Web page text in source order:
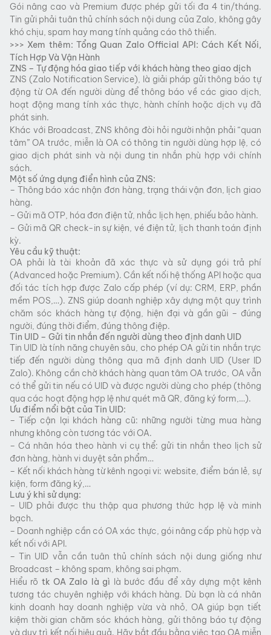
Gói nâng cao và Premium được phép gửi tối đa 4 tin/tháng.
Tin gửi phải tuân thủ chính sách nội dung của Zalo, không gây
khó chịu, spam hay mang tính quảng cáo thô thiển.
>>> Xem thêm: Tổng Quan Zalo Official API: Cách Kết Nối,
Tích Hợp Và Vận Hành
ZNS – Tự động hóa giao tiếp với khách hàng theo giao dịch
ZNS (Zalo Notification Service), là giải pháp gửi thông báo tự
động từ OA đến người dùng để thông báo về các giao dịch,
hoạt động mang tính xác thực, hành chính hoặc dịch vụ đã
phát sinh.
Khác với Broadcast, ZNS không đòi hỏi người nhận phải “quan
tâm” OA trước, miễn là OA có thông tin người dùng hợp lệ, có
giao dịch phát sinh và nội dung tin nhắn phù hợp với chính
sách.
Một số ứng dụng điển hình của ZNS:
– Thông báo xác nhận đơn hàng, trạng thái vận đơn, lịch giao
hàng.
– Gửi mã OTP, hóa đơn điện tử, nhắc lịch hẹn, phiếu bảo hành.
– Gửi mã QR check-in sự kiện, vé điện tử, lịch thanh toán định
kỳ.
Yêu cầu kỹ thuật:
OA phải là tài khoản đã xác thực và sử dụng gói trả phí
(Advanced hoặc Premium). Cần kết nối hệ thống API hoặc qua
đối tác tích hợp được Zalo cấp phép (ví dụ: CRM, ERP, phần
mềm POS,…). ZNS giúp doanh nghiệp xây dựng một quy trình
chăm sóc khách hàng tự động, hiện đại và gần gũi – đúng
người, đúng thời điểm, đúng thông điệp.
Tin UID – Gửi tin nhắn đến người dùng theo định danh UID
Tin UID là tính năng chuyên sâu, cho phép OA gửi tin nhắn trực
tiếp đến người dùng thông qua mã định danh UID (User ID
Zalo). Không cần chờ khách hàng quan tâm OA trước, OA vẫn
có thể gửi tin nếu có UID và được người dùng cho phép (thông
qua các hoạt động hợp lệ như quét mã QR, đăng ký form,…).
Ưu điểm nổi bật của Tin UID:
– Tiếp cận lại khách hàng cũ: những người từng mua hàng
nhưng không còn tương tác với OA.
– Cá nhân hóa theo hành vi cụ thể: gửi tin nhắn theo lịch sử
đơn hàng, hành vi duyệt sản phẩm…
– Kết nối khách hàng từ kênh ngoại vi: website, điểm bán lẻ, sự
kiện, form đăng ký,…
Lưu ý khi sử dụng:
– UID phải được thu thập qua phương thức hợp lệ và minh
bạch.
– Doanh nghiệp cần có OA xác thực, gói nâng cấp phù hợp và
kết nối với API.
– Tin UID vẫn cần tuân thủ chính sách nội dung giống như
Broadcast – không spam, không sai phạm.
Hiểu rõ tk OA Zalo là gì là bước đầu để xây dựng một kênh
tương tác chuyên nghiệp với khách hàng. Dù bạn là cá nhân
kinh doanh hay doanh nghiệp vừa và nhỏ, OA giúp bạn tiết
kiệm thời gian chăm sóc khách hàng, gửi thông báo tự động
và duy trì kết nối hiệu quả. Hãy bắt đầu bằng việc tạo OA miễn